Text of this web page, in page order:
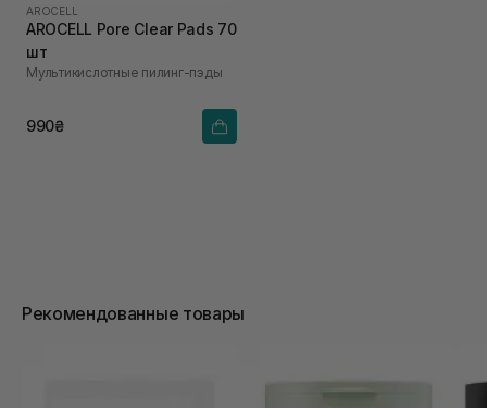
AROCELL
AROCELL Pore Clear Pads 70
шт
Мультикислотные пилинг-пэды
990₴
Рекомендованные товары